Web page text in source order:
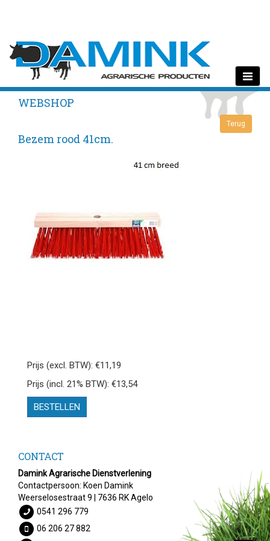
Toggle
WEBSHOP
Bezem rood 41cm.
Prijs (excl. BTW): €11,19
Prijs (incl. 21% BTW): €13,54
BESTELLEN
CONTACT
Damink Agrarische Dienstverlening
Contactpersoon: Koen Damink
Weerselosestraat 9 | 7636 RK Agelo
0541 296 779
06 206 27 882